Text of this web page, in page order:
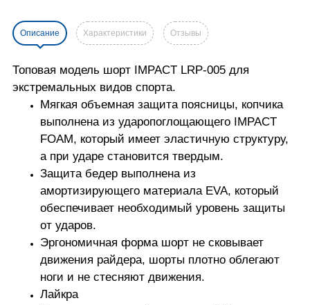
Описание Характеристики Отзывы
Топовая модель шорт IMPACT LRP-005 для
экстремальных видов спорта.
Мягкая объемная защита поясницы, копчика
выполнена из ударопоглощающего IMPACT
FOAM, который имеет эластичную структуру,
а при ударе становится твердым.
Защита бедер выполнена из
амортизирующего материала EVA, который
обеспечивает необходимый уровень защиты
от ударов.
Эргономичная форма шорт не сковывает
движения райдера, шорты плотно облегают
ноги и не стесняют движения.
Лайкра